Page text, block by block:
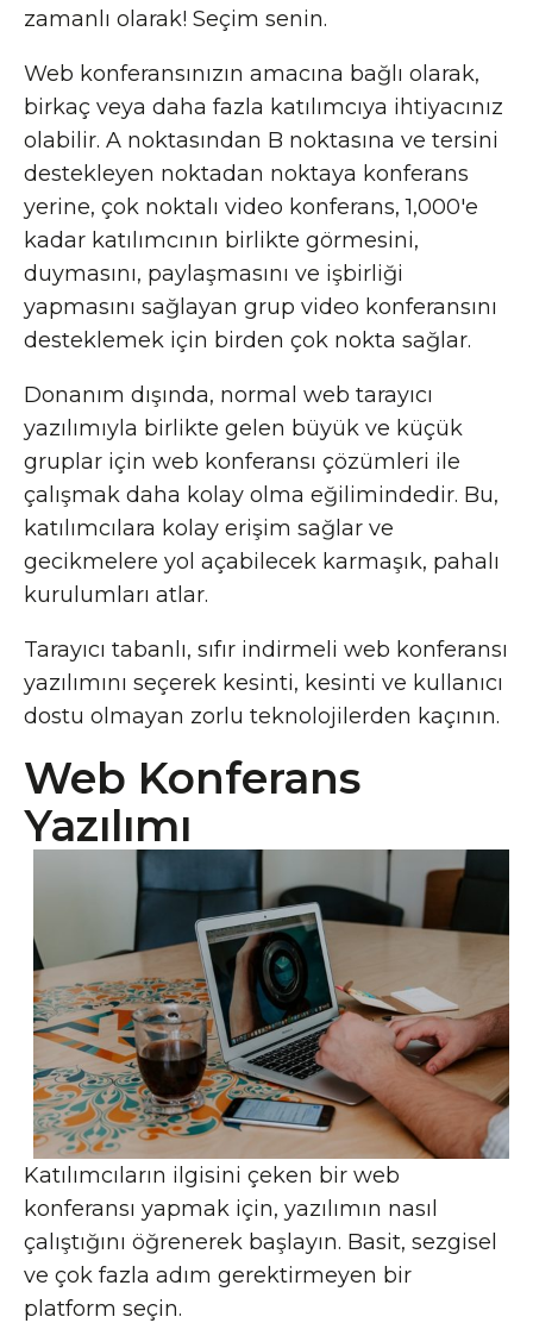
zamanlı olarak! Seçim senin.
Web konferansınızın amacına bağlı olarak,
birkaç veya daha fazla katılımcıya ihtiyacınız
olabilir. A noktasından B noktasına ve tersini
destekleyen noktadan noktaya konferans
yerine, çok noktalı video konferans, 1,000'e
kadar katılımcının birlikte görmesini,
duymasını, paylaşmasını ve işbirliği
yapmasını sağlayan grup video konferansını
desteklemek için birden çok nokta sağlar.
Donanım dışında, normal web tarayıcı
yazılımıyla birlikte gelen büyük ve küçük
gruplar için web konferansı çözümleri ile
çalışmak daha kolay olma eğilimindedir. Bu,
katılımcılara kolay erişim sağlar ve
gecikmelere yol açabilecek karmaşık, pahalı
kurulumları atlar.
Tarayıcı tabanlı, sıfır indirmeli web konferansı
yazılımını seçerek kesinti, kesinti ve kullanıcı
dostu olmayan zorlu teknolojilerden kaçının.
Web Konferans
Yazılımı
Katılımcıların ilgisini çeken bir web
konferansı yapmak için, yazılımın nasıl
çalıştığını öğrenerek başlayın. Basit, sezgisel
ve çok fazla adım gerektirmeyen bir
platform seçin.